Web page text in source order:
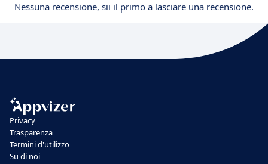
Nessuna recensione, sii il primo a lasciare una recensione.
Privacy
Trasparenza
Termini d'utilizzo
Su di noi